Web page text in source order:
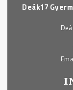
Deák17